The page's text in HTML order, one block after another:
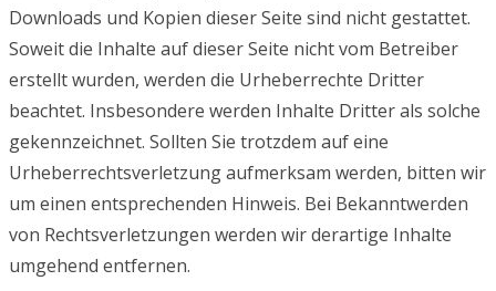
Downloads und Kopien dieser Seite sind nicht gestattet.
Soweit die Inhalte auf dieser Seite nicht vom Betreiber
erstellt wurden, werden die Urheberrechte Dritter
beachtet. Insbesondere werden Inhalte Dritter als solche
gekennzeichnet. Sollten Sie trotzdem auf eine
Urheberrechtsverletzung aufmerksam werden, bitten wir
um einen entsprechenden Hinweis. Bei Bekanntwerden
von Rechtsverletzungen werden wir derartige Inhalte
umgehend entfernen.